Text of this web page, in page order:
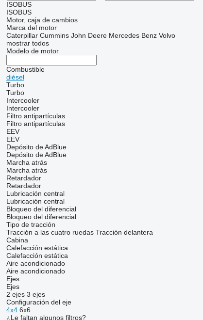
ISOBUS
ISOBUS
Motor, caja de cambios
Marca del motor
Caterpillar Cummins John Deere Mercedes Benz Volvo
mostrar todos
Modelo de motor
Combustible
diésel
Turbo
Turbo
Intercooler
Intercooler
Filtro antipartículas
Filtro antipartículas
EEV
EEV
Depósito de AdBlue
Depósito de AdBlue
Marcha atrás
Marcha atrás
Retardador
Retardador
Lubricación central
Lubricación central
Bloqueo del diferencial
Bloqueo del diferencial
Tipo de tracción
Tracción a las cuatro ruedas Tracción delantera
Cabina
Calefacción estática
Calefacción estática
Aire acondicionado
Aire acondicionado
Ejes
Ejes
2 ejes 3 ejes
Configuración del eje
4x4 6x6
¿Le faltan algunos filtros?